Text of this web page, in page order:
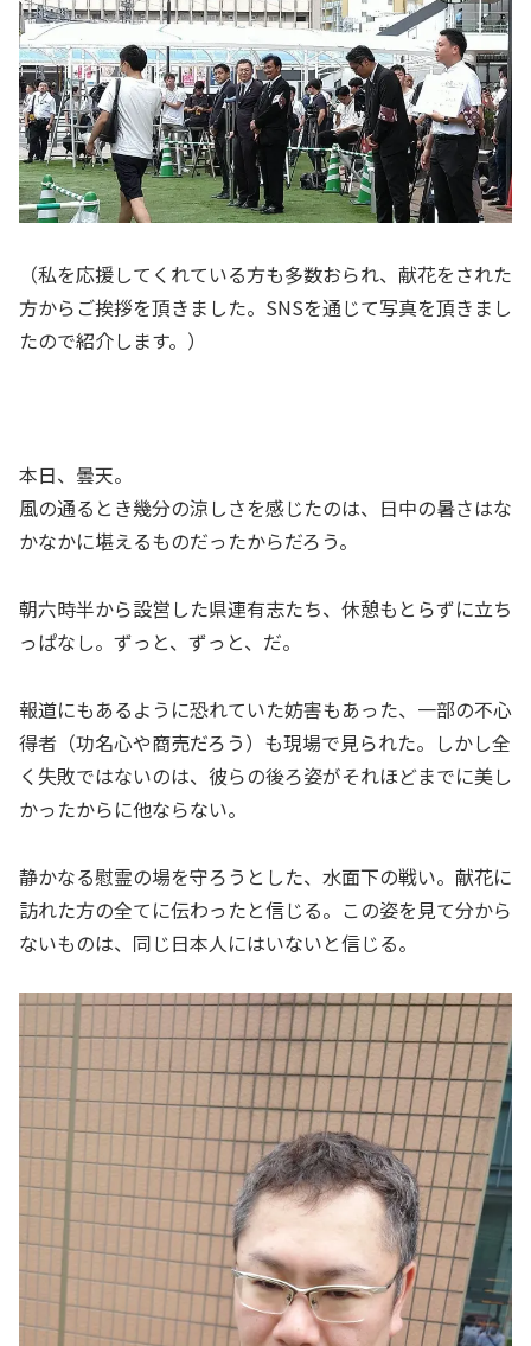
（私を応援してくれている方も多数おられ、献花をされた
方からご挨拶を頂きました。SNSを通じて写真を頂きまし
たので紹介します。）
本日、曇天。
風の通るとき幾分の涼しさを感じたのは、日中の暑さはな
かなかに堪えるものだったからだろう。
朝六時半から設営した県連有志たち、休憩もとらずに立ち
っぱなし。ずっと、ずっと、だ。
報道にもあるように恐れていた妨害もあった、一部の不心
得者（功名心や商売だろう）も現場で見られた。しかし全
く失敗ではないのは、彼らの後ろ姿がそれほどまでに美し
かったからに他ならない。
静かなる慰霊の場を守ろうとした、水面下の戦い。献花に
訪れた方の全てに伝わったと信じる。この姿を見て分から
ないものは、同じ日本人にはいないと信じる。